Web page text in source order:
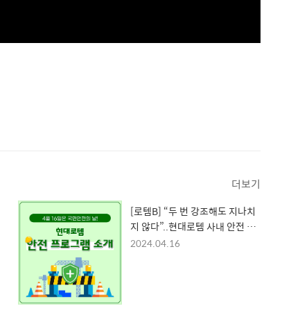
더보기
[로템B] “두 번 강조해도 지나치
지 않다”..현대로템 사내 안전 프
로그램
2024.04.16